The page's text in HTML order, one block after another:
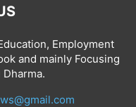
Employment
and mainly Focusing